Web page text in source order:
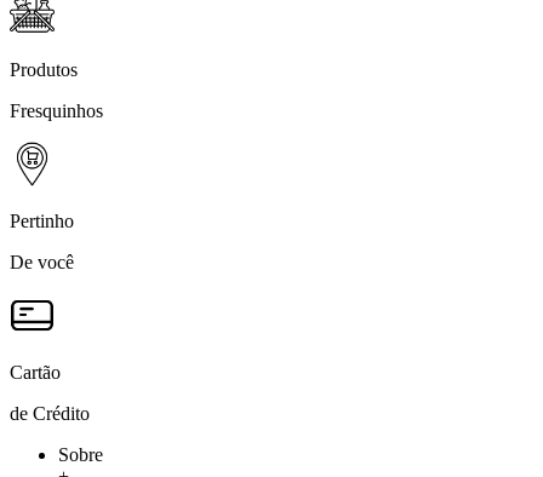
Produtos
Fresquinhos
Pertinho
De você
Cartão
de Crédito
Sobre